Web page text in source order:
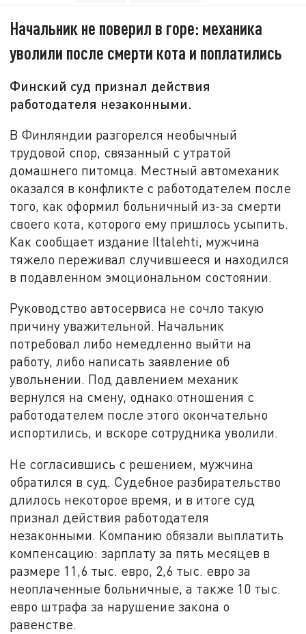
Начальник не поверил в горе: механика
уволили после смерти кота и поплатились
Финский суд признал действия
работодателя незаконными.
В Финляндии разгорелся необычный
трудовой спор, связанный с утратой
домашнего питомца. Местный автомеханик
оказался в конфликте с работодателем после
того, как оформил больничный из-за смерти
своего кота, которого ему пришлось усыпить.
Как сообщает издание Iltalehti, мужчина
тяжело переживал случившееся и находился
в подавленном эмоциональном состоянии.
Руководство автосервиса не сочло такую
причину уважительной. Начальник
потребовал либо немедленно выйти на
работу, либо написать заявление об
увольнении. Под давлением механик
вернулся на смену, однако отношения с
работодателем после этого окончательно
испортились, и вскоре сотрудника уволили.
Не согласившись с решением, мужчина
обратился в суд. Судебное разбирательство
длилось некоторое время, и в итоге суд
признал действия работодателя
незаконными. Компанию обязали выплатить
компенсацию: зарплату за пять месяцев в
размере 11,6 тыс. евро, 2,6 тыс. евро за
неоплаченные больничные, а также 10 тыс.
евро штрафа за нарушение закона о
равенстве.